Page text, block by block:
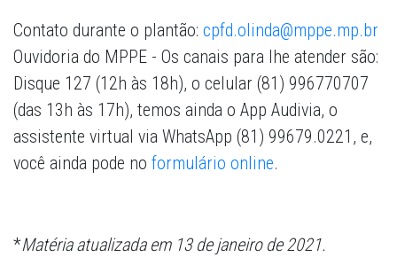
Contato durante o plantão: cpfd.olinda@mppe.mp.br
Ouvidoria do MPPE - Os canais para lhe atender são:
Disque 127 (12h às 18h), o celular (81) 996770707
(das 13h às 17h), temos ainda o App Audivia, o
assistente virtual via WhatsApp (81) 99679.0221, e,
você ainda pode no formulário online.
*Matéria atualizada em 13 de janeiro de 2021.